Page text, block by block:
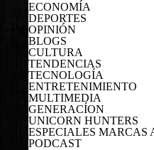
ECONOMÍA
DEPORTES
OPINIÓN
BLOGS
CULTURA
TENDENCIAS
TECNOLOGÍA
ENTRETENIMIENTO
MULTIMEDIA
GENERACÍON
UNICORN HUNTERS
ESPECIALES MARCAS
PODCAST